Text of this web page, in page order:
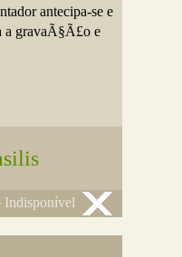
antecipa-se e
a gravaÃ§Ã£o e
Indisponível